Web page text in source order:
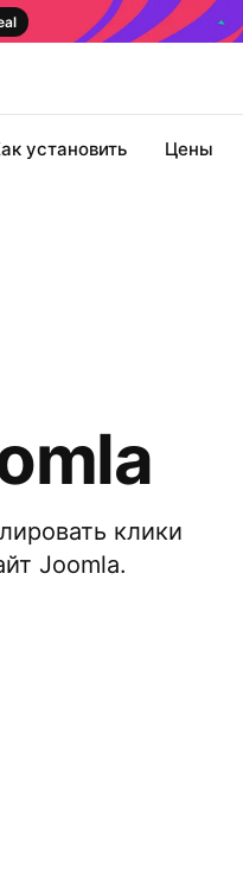
установить Цены
клики
Joomla.